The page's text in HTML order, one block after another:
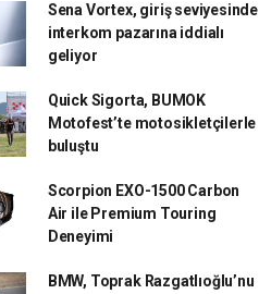
Sena Vortex, giriş seviyesinde
interkom pazarına iddialı
geliyor
Quick Sigorta, BUMOK
Motofest’te motosikletçilerle
buluştu
Scorpion EXO-1500 Carbon
Air ile Premium Touring
Deneyimi
BMW, Toprak Razgatlıoğlu’nu